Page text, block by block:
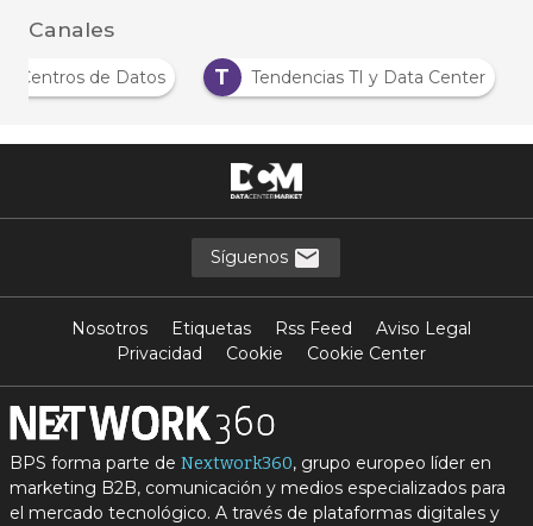
Canales
Centros de Datos T Tendencias TI y Data Center
Síguenos
Nosotros Etiquetas Rss Feed
Aviso Legal
Privacidad
Cookie Cookie Center
BPS forma parte de Nextwork360, grupo europeo líder en
marketing B2B, comunicación y medios especializados para
el mercado tecnológico. A través de plataformas digitales y